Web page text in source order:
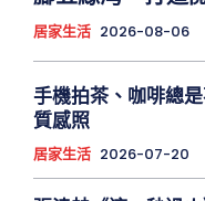
居家生活 2026-08-06
手機拍茶、咖啡總
質感照
居家生活 2026-07-20